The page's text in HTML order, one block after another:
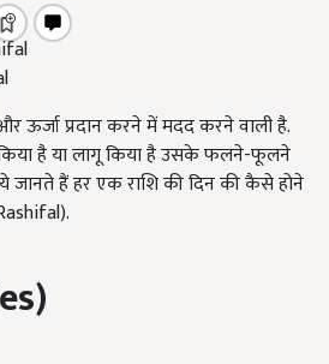
प्रदान करने में मदद करने वाली है.
है या लागू किया है उसके फलने-फूलने
जानते हैं हर एक राशि की दिन की कैसे होने